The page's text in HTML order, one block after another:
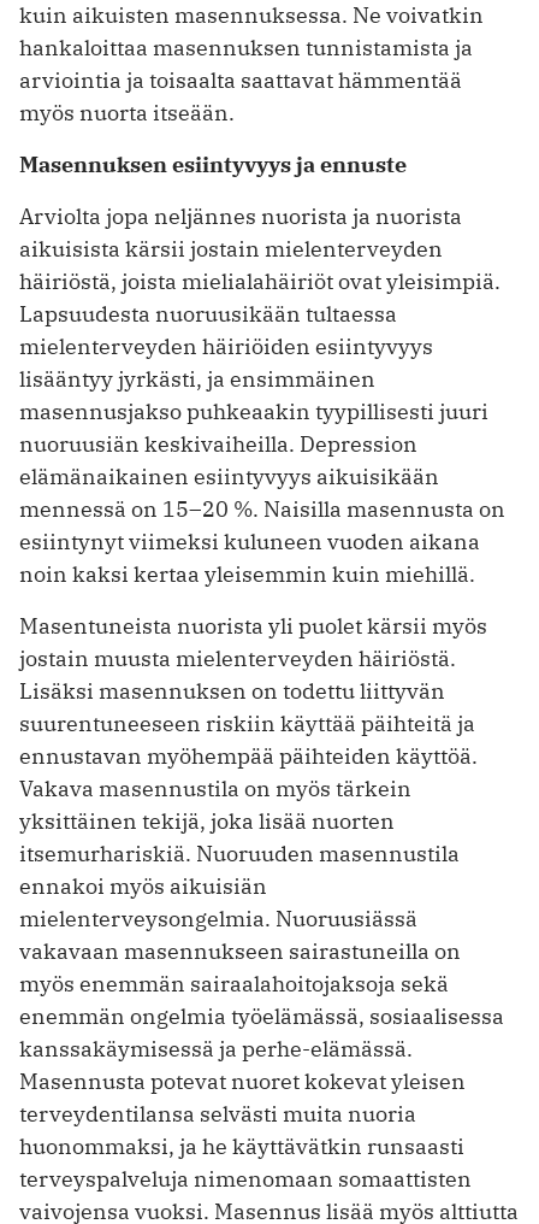
kuin aikuisten masennuksessa. Ne voivatkin
hankaloittaa masennuksen tunnistamista ja
arviointia ja toisaalta saattavat hämmentää
myös nuorta it­seään.
Masennuksen esiintyvyys ja ennuste
Arviolta jopa neljännes nuorista ja nuorista
aikuisista kärsii jostain mielenterveyden
häiriöstä, joista mielialahäiriöt ovat yleisimpiä.
Lapsuudesta nuoruusikään tultaessa
mielenterveyden häiriöiden esiintyvyys
lisääntyy jyrkästi, ja ensimmäinen
masennusjakso puhkeaakin tyypillisesti juuri
nuoruusiän keskivaiheilla. Depression
elämänaikainen esiintyvyys aikuisikään
mennessä on 15–20 %. Naisilla masennusta on
esiintynyt viimeksi kuluneen vuoden aikana
noin kaksi kertaa yleisemmin kuin miehillä.
Masentuneista nuorista yli puolet kärsii myös
jostain muusta mielenterveyden häiriöstä.
Lisäksi masennuksen on todettu liittyvän
suurentuneeseen riskiin käyttää päihteitä ja
ennustavan myöhempää päihteiden käyttöä.
Vakava masennustila on myös tärkein
yksittäinen tekijä, joka lisää nuorten
itsemurhariskiä. Nuoruuden masennustila
ennakoi myös aikuis­iän
mielenterveysongelmia. Nuoruusiässä
vakavaan masennukseen sairastuneilla on
myös enemmän sairaalahoitojaksoja sekä
enemmän ongelmia työelämässä, sosiaalisessa
kanssakäymisessä ja perhe-elämässä.
Masennusta potevat nuoret kokevat yleisen
terveydentilansa selvästi muita nuoria
huonommaksi, ja he käyttävätkin runsaasti
terveyspalveluja nimenomaan somaattisten
vaivojensa vuoksi. Masennus lisää myös alttiutta